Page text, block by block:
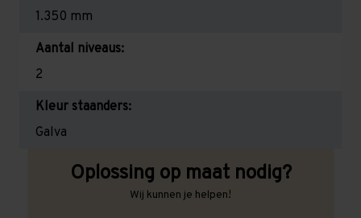
1.350 mm
Aantal niveaus:
2
Kleur staanders:
Galva
Oplossing op maat nodig?
Wij kunnen je helpen!